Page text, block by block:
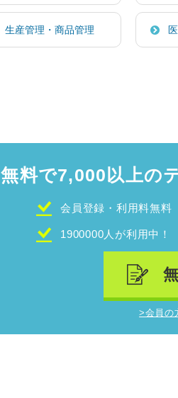
生産管理・商品管理
無料で7,000以上の
会員登録・利用料無料
1900000人が利用中！
>会員の